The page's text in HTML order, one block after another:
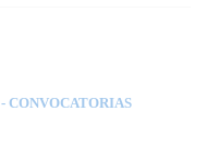
- CONVOCATORIAS